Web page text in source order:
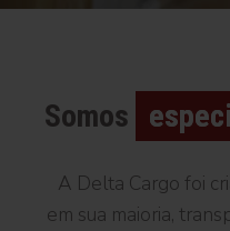
Somos
A Delta Cargo foi
em sua maioria,